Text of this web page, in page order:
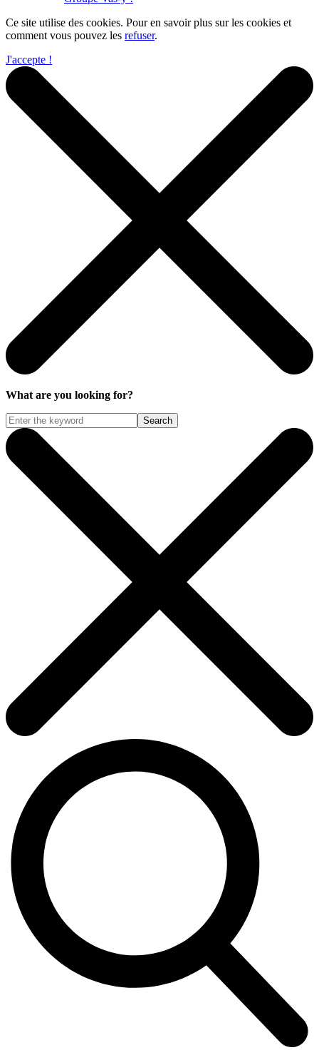
Ce site utilise des cookies. Pour en savoir plus sur les cookies et
comment vous pouvez les refuser.
J'accepte !
What are you looking for?
Search